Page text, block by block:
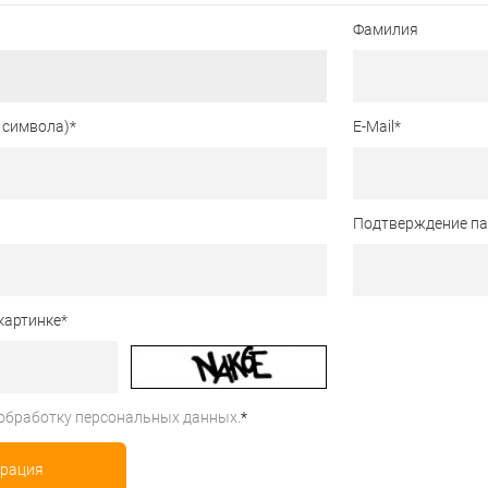
Фамилия
* E-Mail *
Подтверждение
*
персональных данных.*